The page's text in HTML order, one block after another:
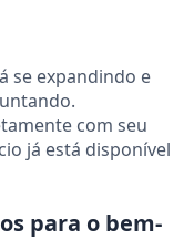
se expandindo e
com seu
já está disponível
para o bem-